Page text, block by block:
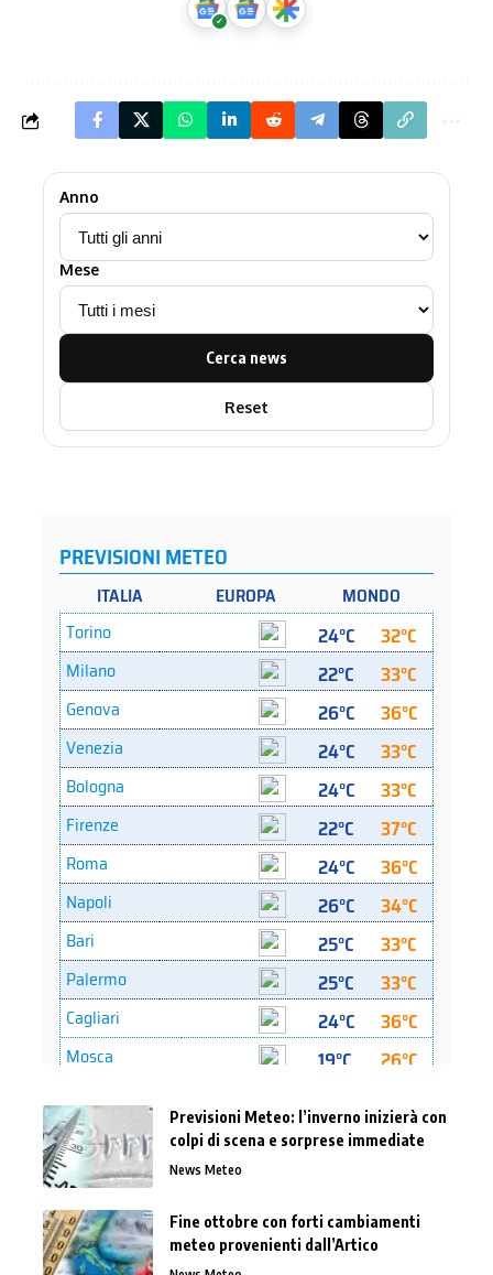
Anno
Mese
Cerca news
Reset
Previsioni Meteo: l’inverno inizierà con
colpi di scena e sorprese immediate
News Meteo
Fine ottobre con forti cambiamenti
meteo provenienti dall’Artico